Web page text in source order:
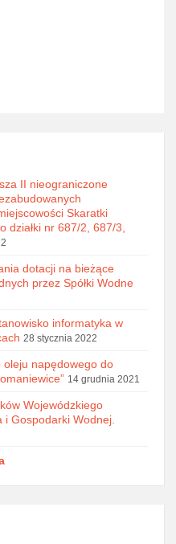
II nieograniczone
Skaratki
działki nr 687/2, 687/3,
dotacji na bieżące
przez Spółki Wodne
informatyka w
28 stycznia 2022
oleju napędowego do
14 grudnia 2021
Wojewódzkiego
Gospodarki Wodnej.